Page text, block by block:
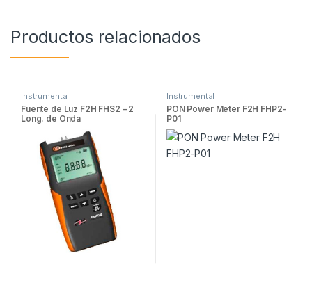
Productos relacionados
Instrumental
Fuente de Luz F2H FHS2 – 2
Long. de Onda
Instrumental
PON Power Meter F2H FHP2-
P01